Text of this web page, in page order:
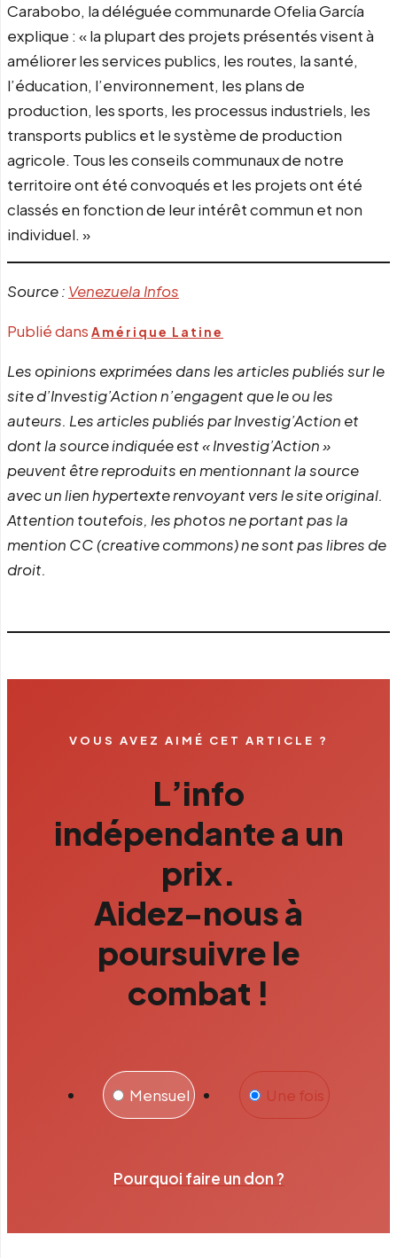
Carabobo, la déléguée communarde Ofelia García
explique : « la plupart des projets présentés visent à
améliorer les services publics, les routes, la santé,
l’éducation, l’environnement, les plans de
production, les sports, les processus industriels, les
transports publics et le système de production
agricole. Tous les conseils communaux de notre
territoire ont été convoqués et les projets ont été
classés en fonction de leur intérêt commun et non
individuel. »
Source : Venezuela Infos
Publié dans Amérique Latine
Les opinions exprimées dans les articles publiés sur le
site d’Investig’Action n’engagent que le ou les
auteurs. Les articles publiés par Investig’Action et
dont la source indiquée est « Investig’Action »
peuvent être reproduits en mentionnant la source
avec un lien hypertexte renvoyant vers le site original.
Attention toutefois, les photos ne portant pas la
mention CC (creative commons) ne sont pas libres de
droit.
VOUS AVEZ AIMÉ CET ARTICLE ?
L’info
indépendante a un
prix.
Aidez-nous à
poursuivre le
combat !
Une fois
Mensuel
Pourquoi faire un don ?